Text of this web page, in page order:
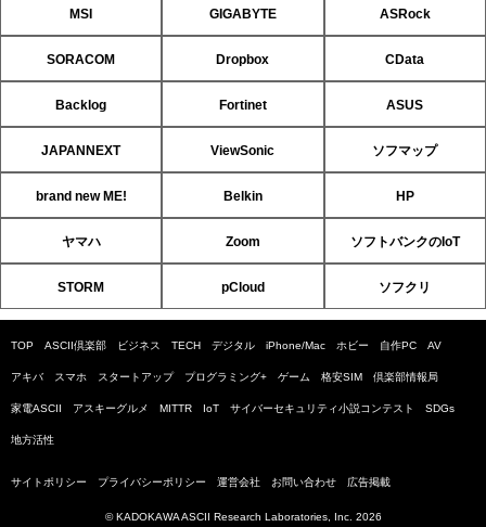
MSI GIGABYTE ASRock
SORACOM Dropbox CData
Backlog Fortinet ASUS
JAPANNEXT ViewSonic ソフマップ
brand new ME! Belkin HP
ヤマハ Zoom ソフトバンクのIoT
STORM pCloud ソフクリ
TOP ASCII倶楽部 ビジネス TECH デジタル iPhone/Mac ホビー 自作PC AV
アキバ スマホ スタートアップ プログラミング+ ゲーム 格安SIM 倶楽部情報局
家電ASCII アスキーグルメ MITTR IoT サイバーセキュリティ小説コンテスト SDGs
地方活性
サイトポリシー プライバシーポリシー 運営会社 お問い合わせ 広告掲載
© KADOKAWA ASCII Research Laboratories, Inc. 2026